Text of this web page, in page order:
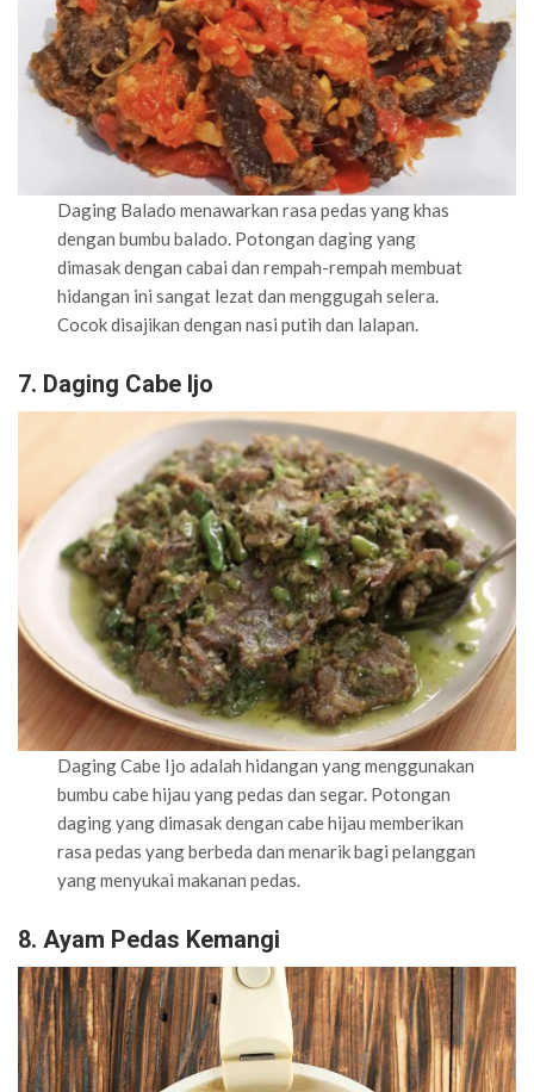
Daging Balado menawarkan rasa pedas yang khas
dengan bumbu balado. Potongan daging yang
dimasak dengan cabai dan rempah-rempah membuat
hidangan ini sangat lezat dan menggugah selera.
Cocok disajikan dengan nasi putih dan lalapan.
7. Daging Cabe Ijo
Daging Cabe Ijo adalah hidangan yang menggunakan
bumbu cabe hijau yang pedas dan segar. Potongan
daging yang dimasak dengan cabe hijau memberikan
rasa pedas yang berbeda dan menarik bagi pelanggan
yang menyukai makanan pedas.
8. Ayam Pedas Kemangi